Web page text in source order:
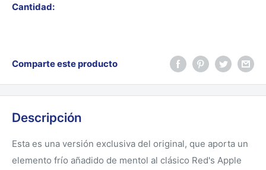
Cantidad:
Comparte este producto
Descripción
Esta es una versión exclusiva del original, que aporta un
elemento frío añadido de mentol al clásico Red's Apple